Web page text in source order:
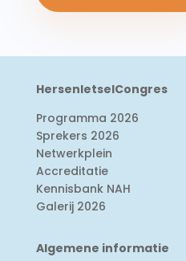
HersenletselCongres
Programma 2026
Sprekers 2026
Netwerkplein
Accreditatie
Kennisbank NAH
Galerij 2026
Algemene informatie